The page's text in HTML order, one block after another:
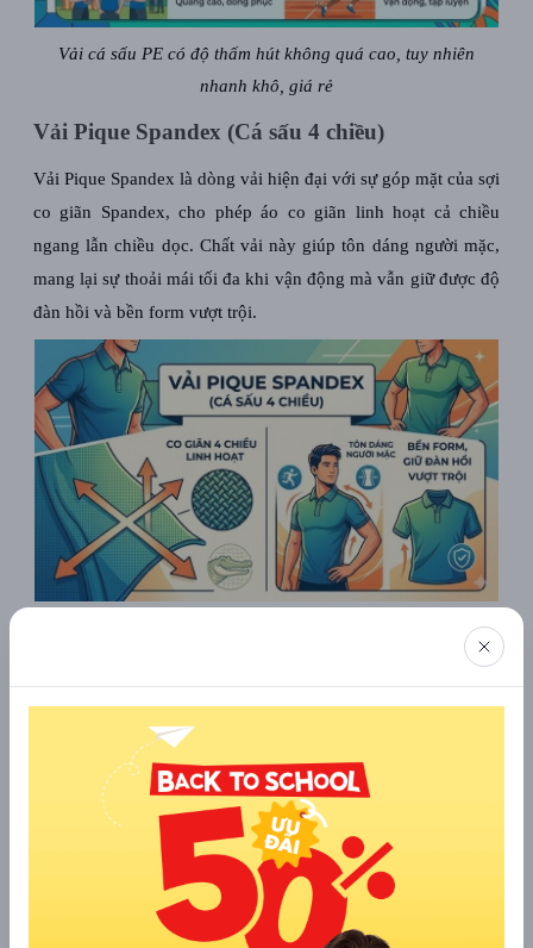
Vải cá sấu PE có độ thấm hút không quá cao, tuy nhiên
nhanh khô, giá rẻ
Vải Pique Spandex (Cá sấu 4 chiều)
Vải Pique Spandex là dòng vải hiện đại với sự góp mặt của sợi
co giãn Spandex, cho phép áo co giãn linh hoạt cả chiều
ngang lẫn chiều dọc. Chất vải này giúp tôn dáng người mặc,
mang lại sự thoải mái tối đa khi vận động mà vẫn giữ được độ
đàn hồi và bền form vượt trội.
Tại sao Pique Cotton là "Tiêu Chuẩn
Vàng" cho phân khúc áo Polo cao cấp?
Hội tụ những ưu điểm đắt giá về cả công năng lẫn thẩm mỹ,
Pique Cotton tạo nên đẳng cấp khác biệt cho người mặc.
Khả năng giữ form dáng (đứng form)
Kiểu dệt mắt lưới đặc trưng tạo nên lớp "xương sống" vững
chắc giúp vải Pique Cotton có độ đanh và cứng cáp tự nhiên.